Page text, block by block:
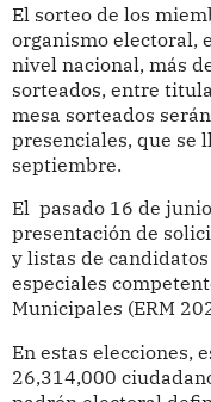
El sorteo de los
organismo electoral,
nivel nacional, más
sorteados, entre
mesa sorteados
presenciales, que se
septiembre.
El pasado 16 de
presentación de
y listas de
especiales
Municipales (ERM
En estas elecciones,
26,314,000